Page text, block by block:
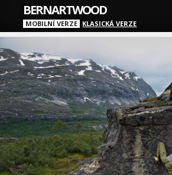
BERNARTWOOD
MOBILNÍ VERZE KLASICKÁ VERZE